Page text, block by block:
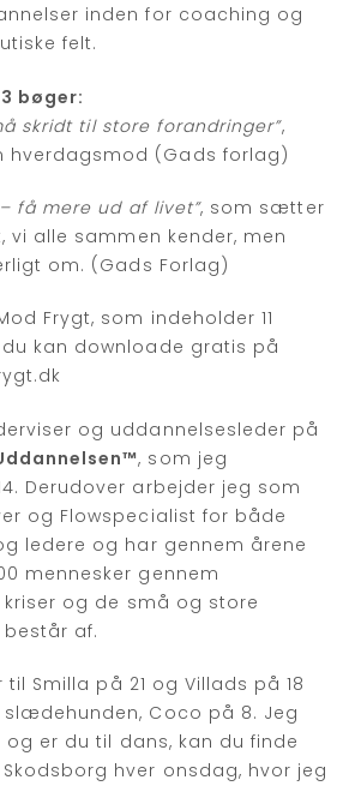
inden for coaching og
felt.
bøger:
skridt til store forandringer”,
hverdagsmod (Gads forlag)
få mere ud af livet”, som sætter
vi alle sammen kender, men
om. (Gads Forlag)
Frygt, som indeholder 11
kan downloade gratis på
og uddannelsesleder på
, som jeg
Derudover arbejder jeg som
og Flowspecialist for både
ledere og har gennem årene
mennesker gennem
og de små og store
af.
Smilla på 21 og Villads på 18
Coco på 8. Jeg
er du til dans, kan du finde
hver onsdag, hvor jeg